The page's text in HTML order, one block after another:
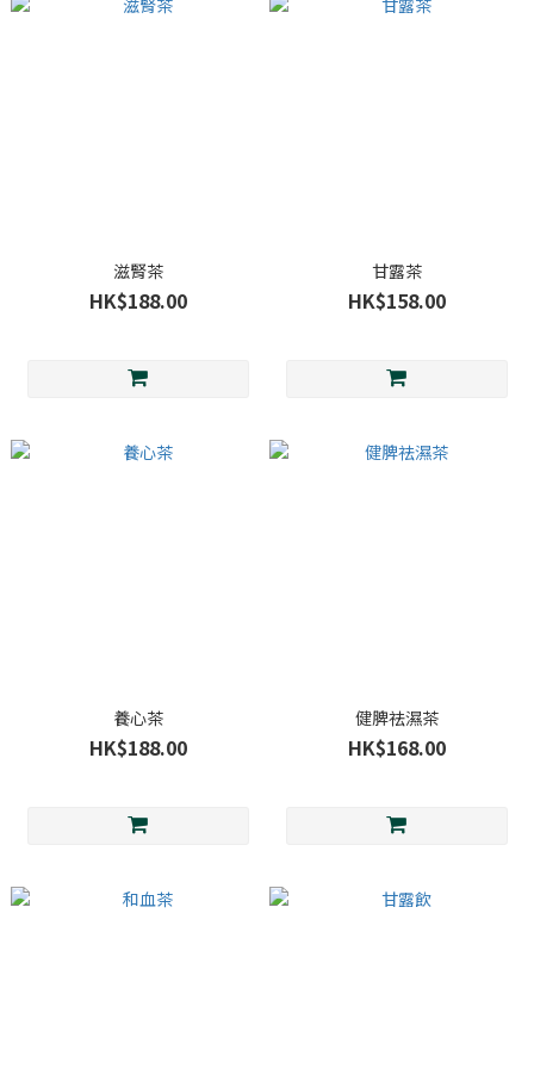
滋腎茶
HK$188.00
甘露茶
HK$158.00
養心茶
HK$188.00
健脾祛濕茶
HK$168.00